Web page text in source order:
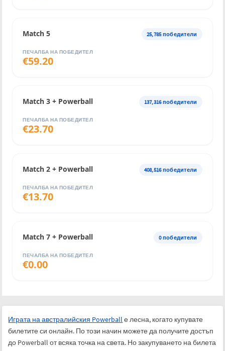
Match 5 25,785победители
ПЕЧАЛБА НА ПОБЕДИТЕЛ
€59.20
Match 3 + Powerball 137,316победители
ПЕЧАЛБА НА ПОБЕДИТЕЛ
€23.70
Match 2 + Powerball 408,516победители
ПЕЧАЛБА НА ПОБЕДИТЕЛ
€13.70
Match 7 + Powerball 0победители
ПЕЧАЛБА НА ПОБЕДИТЕЛ
€0.00
Играта на австралийския Powerball е лесна, когато купувате
билетите си онлайн. По този начин можете да получите достъп
до Powerball от всяка точка на света. Но закупуването на билета